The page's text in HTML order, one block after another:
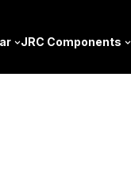
JRC Components